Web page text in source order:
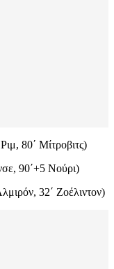
80΄ Μίτροβιτς)
90΄+5 Νούρι)
32΄ Ζοέλιντον)